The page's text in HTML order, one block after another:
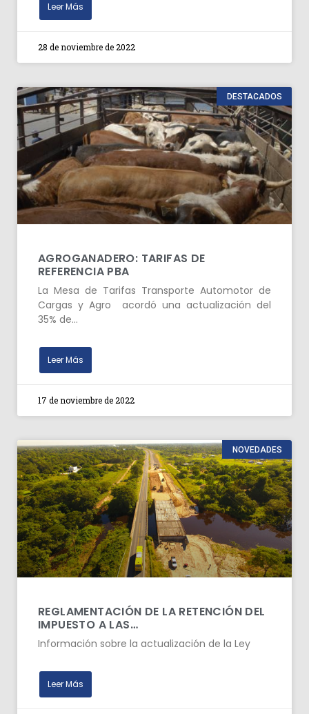
Leer Más
28 de noviembre de 2022
DESTACADOS
AGROGANADERO: TARIFAS DE
REFERENCIA PBA
La Mesa de Tarifas Transporte Automotor de
Cargas y Agro acordó una actualización del
35% de…
Leer Más
17 de noviembre de 2022
NOVEDADES
REGLAMENTACIÓN DE LA RETENCIÓN DEL
IMPUESTO A LAS…
Información sobre la actualización de la Ley
Leer Más